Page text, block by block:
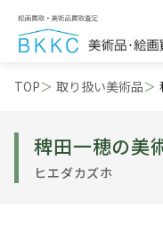
TOP 取り扱い美術品
稗田一穂の美
ヒエダカズホ